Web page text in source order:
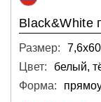
Black&White
Размер:
7,6х60
Цвет:
белый,
Форма: